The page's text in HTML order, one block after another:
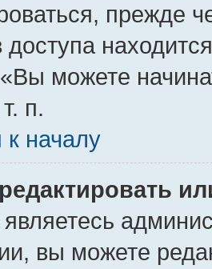
прежде
можете
п.
к началу
вы можете